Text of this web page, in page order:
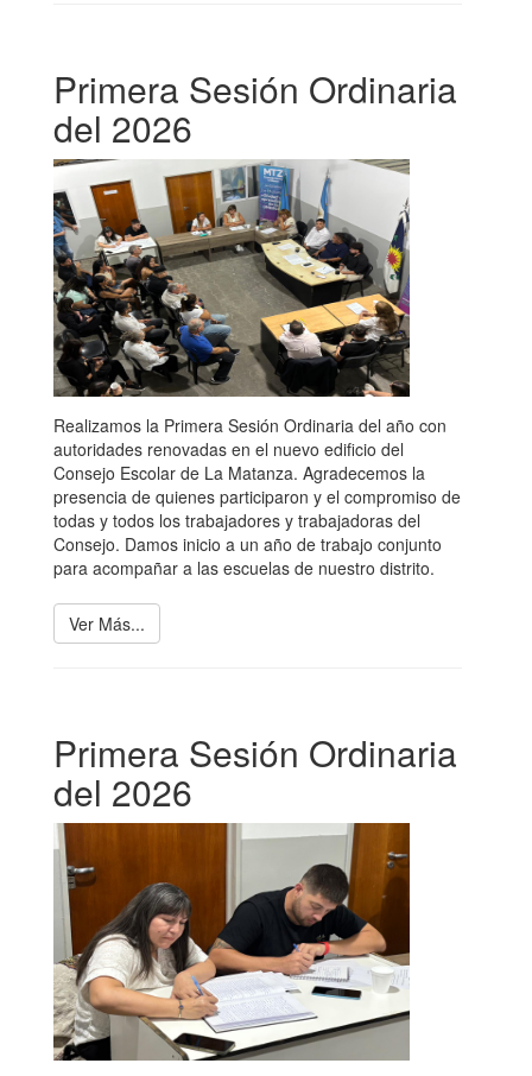
Primera Sesión Ordinaria
del 2026
Realizamos la Primera Sesión Ordinaria del año con
autoridades renovadas en el nuevo edificio del
Consejo Escolar de La Matanza. Agradecemos la
presencia de quienes participaron y el compromiso de
todas y todos los trabajadores y trabajadoras del
Consejo. Damos inicio a un año de trabajo conjunto
para acompañar a las escuelas de nuestro distrito.
Ver Más...
Primera Sesión Ordinaria
del 2026